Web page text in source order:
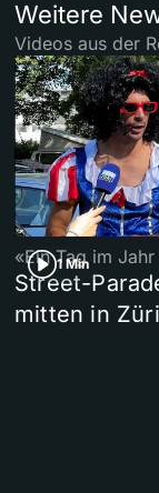
Weitere
Videos aus der
1 Min
«Ein Tag im
Street-
mitten in